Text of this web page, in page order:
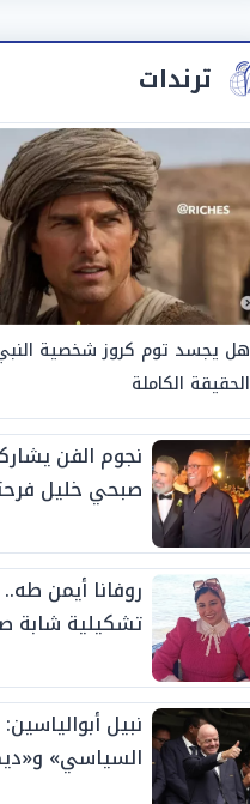
ترندات
هل يجسد توم كروز شخصية
الحقيقة الكاملة
نجوم الفن
صبحي خليل
روفانا أيمن طه..
تشكيلية شابة
الجوائز منذ
نبيل أبوالياسين:
السياسي»